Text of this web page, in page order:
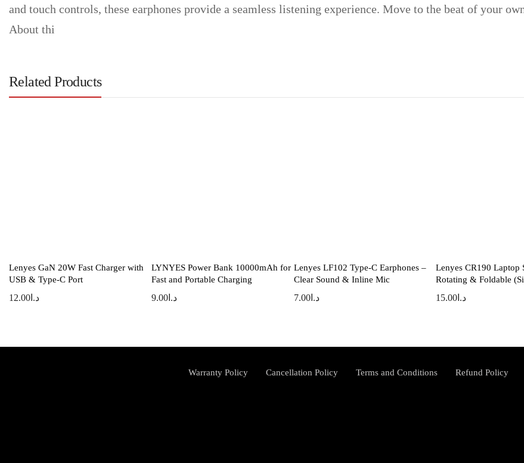
and touch controls, these earphones provide a seamless listening experience. Move to the beat of your
About thi
Related Products
Lenyes GaN 20W Fast Charger with
USB & Type-C Port
د.ا 12.00
LYNYES Power Bank 10000mAh for
Fast and Portable Charging
د.ا9.00
Lenyes LF102 Type-C Earphones –
Clear Sound & Inline Mic
د.ا7.00
Lenyes CR190 Laptop
Rotating & Foldable
د.ا 15.00
Warranty Policy Cancellation Policy Terms and Conditions Refund Policy